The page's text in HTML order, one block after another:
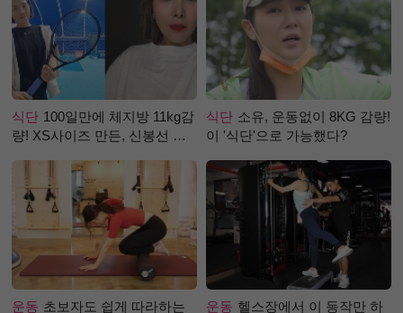
식단 100일만에 체지방 11kg감
량! XS사이즈 만든, 신봉선 식
식단 소유, 운동없이 8KG 감량!
이 '식단'으로 가능했다?
운동 초보자도 쉽게 따라하는 운동 헬스장에서 이 동작만 하